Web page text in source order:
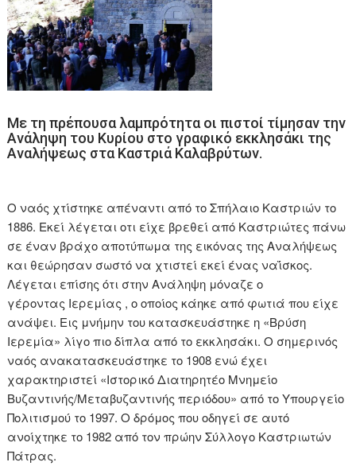
Με τη πρέπουσα λαμπρότητα οι πιστοί τίμησαν την
Ανάληψη του Κυρίου στο γραφικό εκκλησάκι της
Αναλήψεως στα Καστριά Καλαβρύτων.
Ο ναός χτίστηκε απέναντι από το Σπήλαιο Καστριών το
1886. Εκεί λέγεται οτι είχε βρεθεί από Καστριώτες πάνω
σε έναν βράχο αποτύπωμα της εικόνας της Αναλήψεως
και θεώρησαν σωστό να χτιστεί εκεί ένας ναΐσκος.
Λέγεται επίσης ότι στην Ανάληψη μόναζε ο
γέροντας Ιερεμίας , ο οποίος κάηκε από φωτιά που είχε
ανάψει. Εις μνήμην του κατασκευάστηκε η «Βρύση
Ιερεμία» λίγο πιο δίπλα από το εκκλησάκι. Ο σημερινός
ναός ανακατασκευάστηκε το 1908 ενώ έχει
χαρακτηριστεί «Ιστορικό Διατηρητέο Μνημείο
Βυζαντινής/Μεταβυζαντινής περιόδου» από το Υπουργείο
Πολιτισμού το 1997. Ο δρόμος που οδηγεί σε αυτό
ανοίχτηκε το 1982 από τον πρώην Σύλλογο Καστριωτών
Πάτρας.